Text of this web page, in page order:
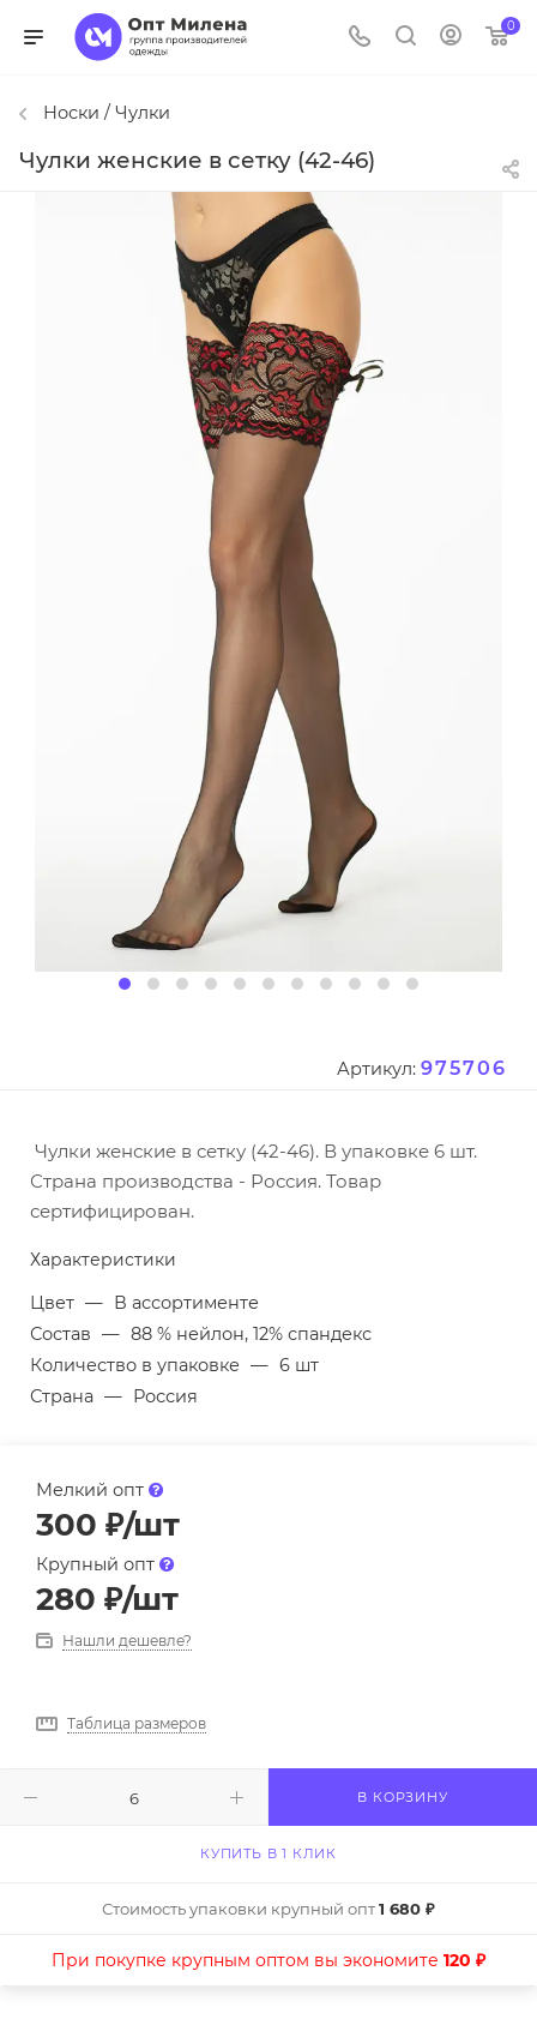
0
Носки / Чулки
Чулки женские в сетку (42-46)
Артикул: 975706
Чулки женские в сетку (42-46). В упаковке 6 шт.
Страна производства - Россия. Товар
сертифицирован.
Характеристики
Цвет — В ассортименте
Состав — 88 % нейлон, 12% спандекс
Количество в упаковке — 6 шт
Страна — Россия
Мелкий опт
300 ₽/шт
Крупный опт
280 ₽/шт
Нашли дешевле?
Таблица размеров
В КОРЗИНУ
КУПИТЬ В 1 КЛИК
Стоимость упаковки крупный опт1 680 ₽
При покупке крупным оптом вы экономите 120 ₽